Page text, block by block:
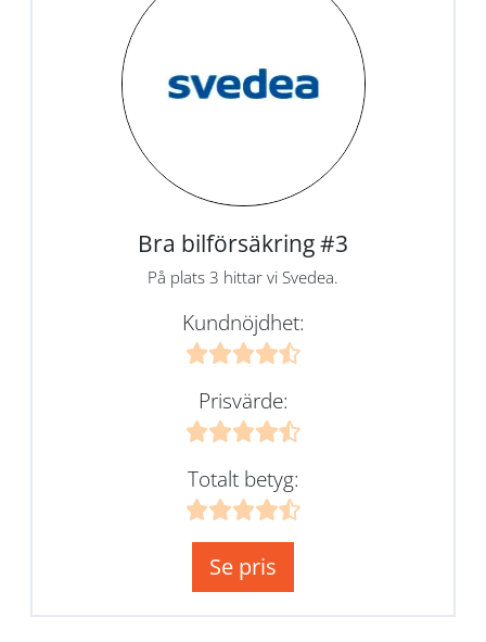
Bra bilförsäkring #3
På plats 3 hittar vi Svedea.
Kundnöjdhet:
Prisvärde:
Totalt betyg:
Se pris